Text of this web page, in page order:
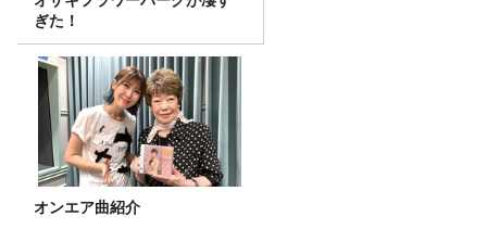
ぎた！
オンエア曲紹介